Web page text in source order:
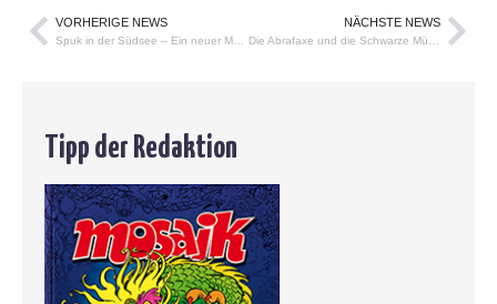
VORHERIGE NEWS NÄCHSTE NEWS
Tipp der Redaktion